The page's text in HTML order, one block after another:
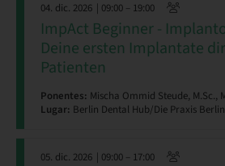
04. dic. 2026 | 09:00 – 19:00
ImpAct Beginner -
Deine ersten Implantate
Patienten
Ponentes: Mischa Ommid Steude, M.Sc.,
Lugar: Berlin Dental Hub/Die Praxis Berlin
05. dic. 2026 | 09:00 – 17:00